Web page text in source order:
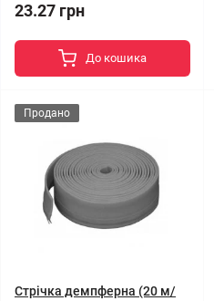
23.27 грн
До кошика
Продано
Стрічка демпферна (20 м/